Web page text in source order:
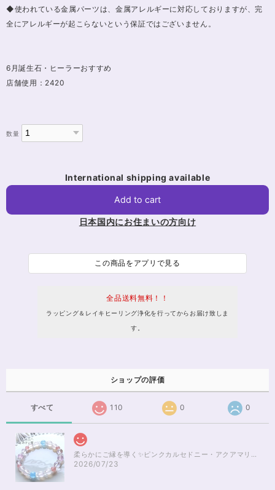
◆使われている金属パーツは、金属アレルギーに対応しておりますが、完
全にアレルギーが起こらないという保証ではございません。
6月誕生石・ヒーラーおすすめ
店舗使用：2420
数量
International shipping available
Add to cart
日本国内にお住まいの方向け
この商品をアプリで見る
全品送料無料！！
ラッピング＆レイキヒーリング浄化を行ってからお届け致しま
す。
ショップの評価
すべて 110 0 0
柔らかにご縁を導く✨ピンクカルセドニー・アクアマリンブレスレット16cm
2026/07/23